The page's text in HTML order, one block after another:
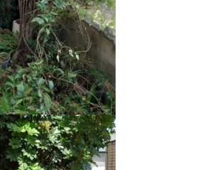
草刈り屋について
ご利用の流れ